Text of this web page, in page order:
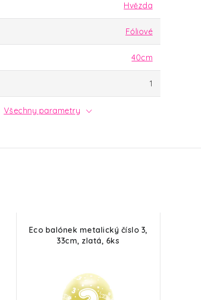
Hvězda
Fóliové
40cm
1
Všechny parametry
Eco balónek metalický číslo 3,
33cm, zlatá, 6ks